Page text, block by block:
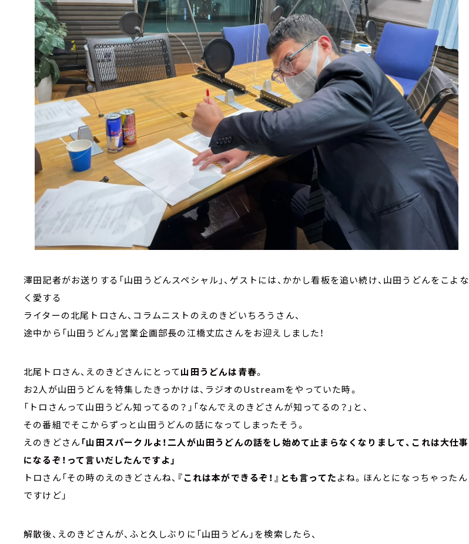
澤田記者がお送りする「山田うどんスペシャル」、ゲストには、かかし看板を追い続け、山田うどんをこよな
く愛する
ライターの北尾トロさん、コラムニストのえのきどいちろうさん、
途中から「山田うどん」営業企画部長の江橋丈広さんをお迎えしました！
北尾トロさん、えのきどさんにとって山田うどんは青春。
お2人が山田うどんを特集したきっかけは、ラジオのUstreamをやっていた時。
「トロさんって山田うどん知ってるの？」「なんでえのきどさんが知ってるの？」と、
その番組でそこからずっと山田うどんの話になってしまったそう。
えのきどさん「山田スパークルよ！二人が山田うどんの話をし始めて止まらなくなりまして、これは大仕事
になるぞ！って言いだしたんですよ」
トロさん「その時のえのきどさんね、 『これは本ができるぞ！』とも言ってたよね。ほんとになっちゃったん
ですけど」
解散後、えのきどさんが、ふと久しぶりに「山田うどん」を検索したら、